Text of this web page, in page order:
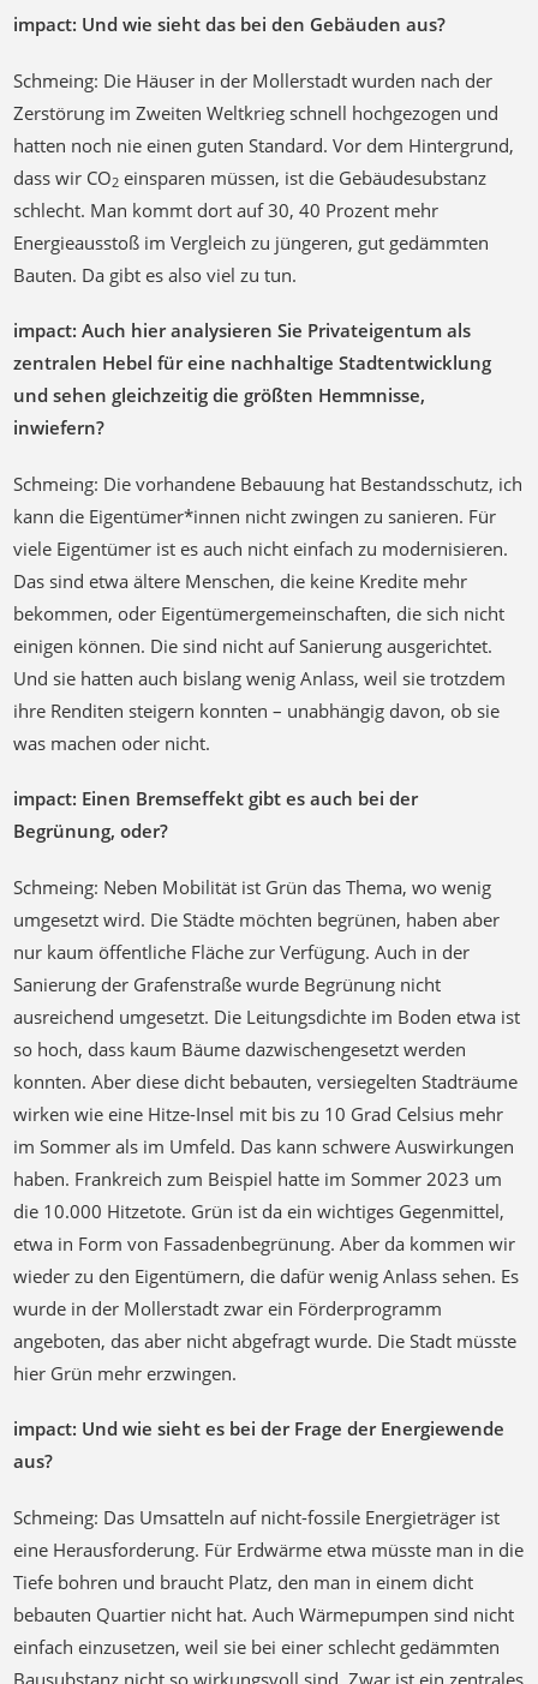
impact: Und wie sieht das bei den Gebäuden aus?
Schmeing: Die Häuser in der Mollerstadt wurden nach der
Zerstörung im Zweiten Weltkrieg schnell hochgezogen und
hatten noch nie einen guten Standard. Vor dem Hintergrund,
dass wir CO2 einsparen müssen, ist die Gebäudesubstanz
schlecht. Man kommt dort auf 30, 40 Prozent mehr
Energieausstoß im Vergleich zu jüngeren, gut gedämmten
Bauten. Da gibt es also viel zu tun.
impact: Auch hier analysieren Sie Privateigentum als
zentralen Hebel für eine nachhaltige Stadtentwicklung
und sehen gleichzeitig die größten Hemmnisse,
inwiefern?
Schmeing: Die vorhandene Bebauung hat Bestandsschutz, ich
kann die Eigentümer*innen nicht zwingen zu sanieren. Für
viele Eigentümer ist es auch nicht einfach zu modernisieren.
Das sind etwa ältere Menschen, die keine Kredite mehr
bekommen, oder Eigentümergemeinschaften, die sich nicht
einigen können. Die sind nicht auf Sanierung ausgerichtet.
Und sie hatten auch bislang wenig Anlass, weil sie trotzdem
ihre Renditen steigern konnten – unabhängig davon, ob sie
was machen oder nicht.
impact: Einen Bremseffekt gibt es auch bei der
Begrünung, oder?
Schmeing: Neben Mobilität ist Grün das Thema, wo wenig
umgesetzt wird. Die Städte möchten begrünen, haben aber
nur kaum öffentliche Fläche zur Verfügung. Auch in der
Sanierung der Grafenstraße wurde Begrünung nicht
ausreichend umgesetzt. Die Leitungsdichte im Boden etwa ist
so hoch, dass kaum Bäume dazwischengesetzt werden
konnten. Aber diese dicht bebauten, versiegelten Stadträume
wirken wie eine Hitze-Insel mit bis zu 10 Grad Celsius mehr
im Sommer als im Umfeld. Das kann schwere Auswirkungen
haben. Frankreich zum Beispiel hatte im Sommer 2023 um
die 10.000 Hitzetote. Grün ist da ein wichtiges Gegenmittel,
etwa in Form von Fassadenbegrünung. Aber da kommen wir
wieder zu den Eigentümern, die dafür wenig Anlass sehen. Es
wurde in der Mollerstadt zwar ein Förderprogramm
angeboten, das aber nicht abgefragt wurde. Die Stadt müsste
hier Grün mehr erzwingen.
impact: Und wie sieht es bei der Frage der Energiewende
aus?
Schmeing: Das Umsatteln auf nicht-fossile Energieträger ist
eine Herausforderung. Für Erdwärme etwa müsste man in die
Tiefe bohren und braucht Platz, den man in einem dicht
bebauten Quartier nicht hat. Auch Wärmepumpen sind nicht
einfach einzusetzen, weil sie bei einer schlecht gedämmten
Bausubstanz nicht so wirkungsvoll sind. Zwar ist ein zentrales